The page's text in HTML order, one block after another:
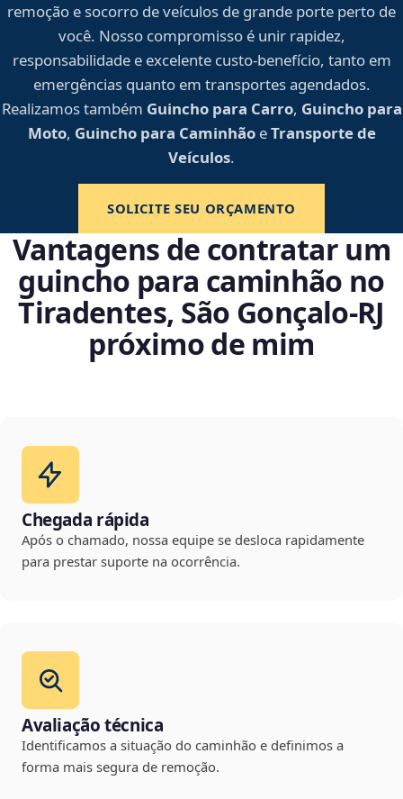
remoção e socorro de veículos de grande porte perto de
você. Nosso compromisso é unir rapidez,
responsabilidade e excelente custo-benefício, tanto em
emergências quanto em transportes agendados.
Realizamos também Guincho para Carro, Guincho para
Moto, Guincho para CaminhãoeTransporte de
Veículos.
SOLICITE SEU ORÇAMENTO
Vantagens de contratar um
guincho para caminhão no
Tiradentes, São Gonçalo‑RJ
próximo de mim
Chegada rápida
Após o chamado, nossa equipe se desloca rapidamente
para prestar suporte na ocorrência.
Avaliação técnica
Identificamos a situação do caminhão e definimos a
forma mais segura de remoção.